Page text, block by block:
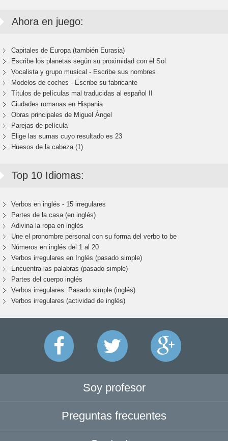
Ahora en juego:
Capitales de Europa (también Eurasia)
Escribe los planetas según su proximidad con el Sol
Vocalista y grupo musical - Escribe sus nombres
Modelos de coches - Escribe su fabricante
Títulos de películas mal traducidas al español II
Ciudades romanas en Hispania
Obras principales de Miguel Ángel
Parejas de película
Elige las sumas cuyo resultado es 23
Huesos de la cabeza (1)
Top 10 Idiomas:
Verbos en inglés - 15 irregulares
Partes de la casa (en inglés)
Adivina la ropa en inglés
Une el pronombre personal con su forma del verbo to be
Números en inglés del 1 al 20
Verbos irregulares en Inglés (pasado simple)
Encuentra las palabras (pasado simple)
Partes del cuerpo inglés
Verbos irregulares: Pasado simple (inglés)
Verbos irregulares (actividad de inglés)
Soy profesor
Preguntas frecuentes